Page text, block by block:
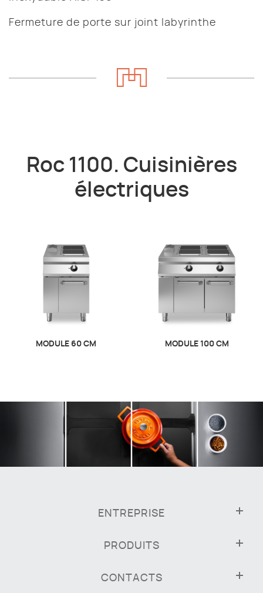
Fermeture de porte sur joint labyrinthe
Roc 1100. Cuisinières
électriques
MODULE 60 CM MODULE 100 CM
ENTREPRISE
PRODUITS
CONTACTS